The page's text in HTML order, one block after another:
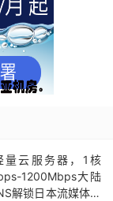
量云服务器，1核
1200Mbps大陆
解锁日本流媒体，